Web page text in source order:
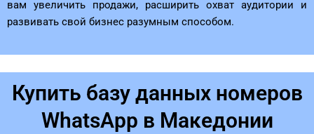
вам увеличить продажи, расширить охват аудитории и
развивать свой бизнес разумным способом.
Купить базу данных номеров
WhatsApp в Македонии